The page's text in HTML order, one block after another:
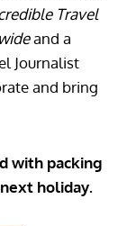
Travel
and a
Journalist
and bring
with packing
holiday.